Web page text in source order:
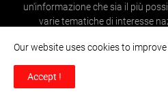
un'informazione che sia il più
varie tematiche di interesse
Our website uses cookies to improve
Accept !